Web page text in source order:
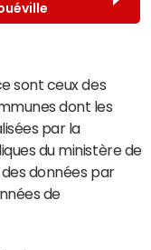
sont ceux des
dont les
par la
du ministère de
des données par
de